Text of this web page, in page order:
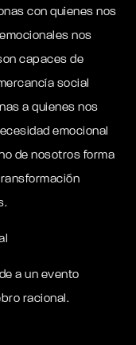
con quienes nos
nos
capaces de
social
a quienes nos
emocional
de nosotros forma
a un evento
racional.